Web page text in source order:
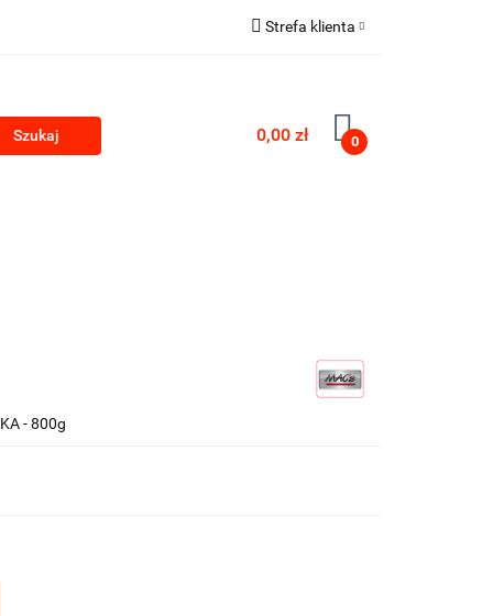
Strefa klienta
Zarejestruj się
Dodaj zgłoszenie
0,00 zł 0
- 800g